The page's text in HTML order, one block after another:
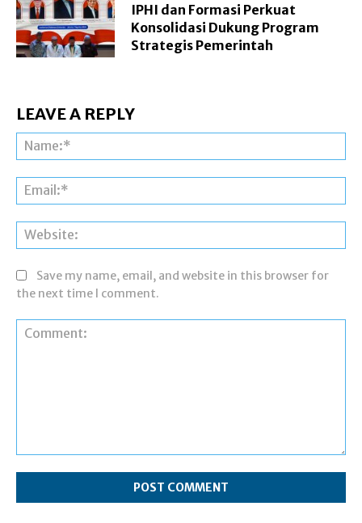
IPHI dan Formasi Perkuat
Konsolidasi Dukung Program
Strategis Pemerintah
LEAVE A REPLY
Save my name, email, and website in this browser for
the next time I comment.